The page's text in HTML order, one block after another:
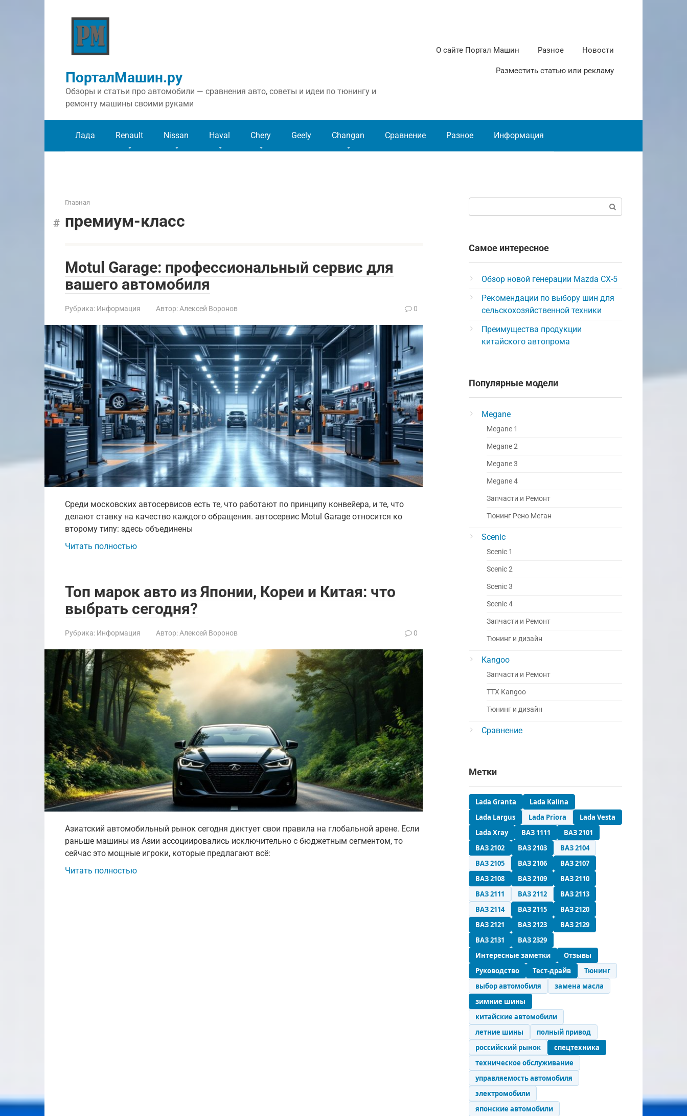
ПорталМашин.ру
Обзоры и статьи про автомобили — сравнения авто, советы и идеи по тюнингу и
ремонту машины своими руками
О сайте Портал Машин Разное Новости
Разместить статью или рекламу
Лада Renault Nissan Haval Chery Geely Changan Сравнение Разное Информация
Главная
премиум-класс
Motul Garage: профессиональный сервис для
вашего автомобиля
Рубрика: Информация Автор: Алексей Воронов 0
Среди московских автосервисов есть те, что работают по принципу конвейера, и те, что
делают ставку на качество каждого обращения. автосервис Motul Garage относится ко
второму типу: здесь объединены
Читать полностью
Топ марок авто из Японии, Кореи и Китая: что
выбрать сегодня?
Рубрика: Информация Автор: Алексей Воронов 0
Азиатский автомобильный рынок сегодня диктует свои правила на глобальной арене. Если
раньше машины из Азии ассоциировались исключительно с бюджетным сегментом, то
сейчас это мощные игроки, которые предлагают всё:
Читать полностью
Самое интересное
Обзор новой генерации Mazda CX-5
Рекомендации по выбору шин для
сельскохозяйственной техники
Преимущества продукции
китайского автопрома
Популярные модели
Megane
Megane 1
Megane 2
Megane 3
Megane 4
Запчасти и Ремонт
Тюнинг Рено Меган
Scenic
Scenic 1
Scenic 2
Scenic 3
Scenic 4
Запчасти и Ремонт
Тюнинг и дизайн
Kangoo
Запчасти и Ремонт
ТТХ Kangoo
Тюнинг и дизайн
Сравнение
Метки
Lada Granta
Lada Kalina
Lada Largus
Lada Priora
Lada Vesta
Lada Xray
ВАЗ 1111
ВАЗ 2101
ВАЗ 2102
ВАЗ 2103
ВАЗ 2104
ВАЗ 2105
ВАЗ 2106
ВАЗ 2107
ВАЗ 2108
ВАЗ 2109
ВАЗ 2110
ВАЗ 2111
ВАЗ 2112
ВАЗ 2113
ВАЗ 2114
ВАЗ 2115
ВАЗ 2120
ВАЗ 2121
ВАЗ 2123
ВАЗ 2129
ВАЗ 2131
ВАЗ 2329
Интересные заметки
Отзывы
Руководство
Тест-драйв
Тюнинг
выбор автомобиля
замена масла
зимние шины
китайские автомобили
летние шины
полный привод
российский рынок
спецтехника
техническое обслуживание
управляемость автомобиля
электромобили
японские автомобили